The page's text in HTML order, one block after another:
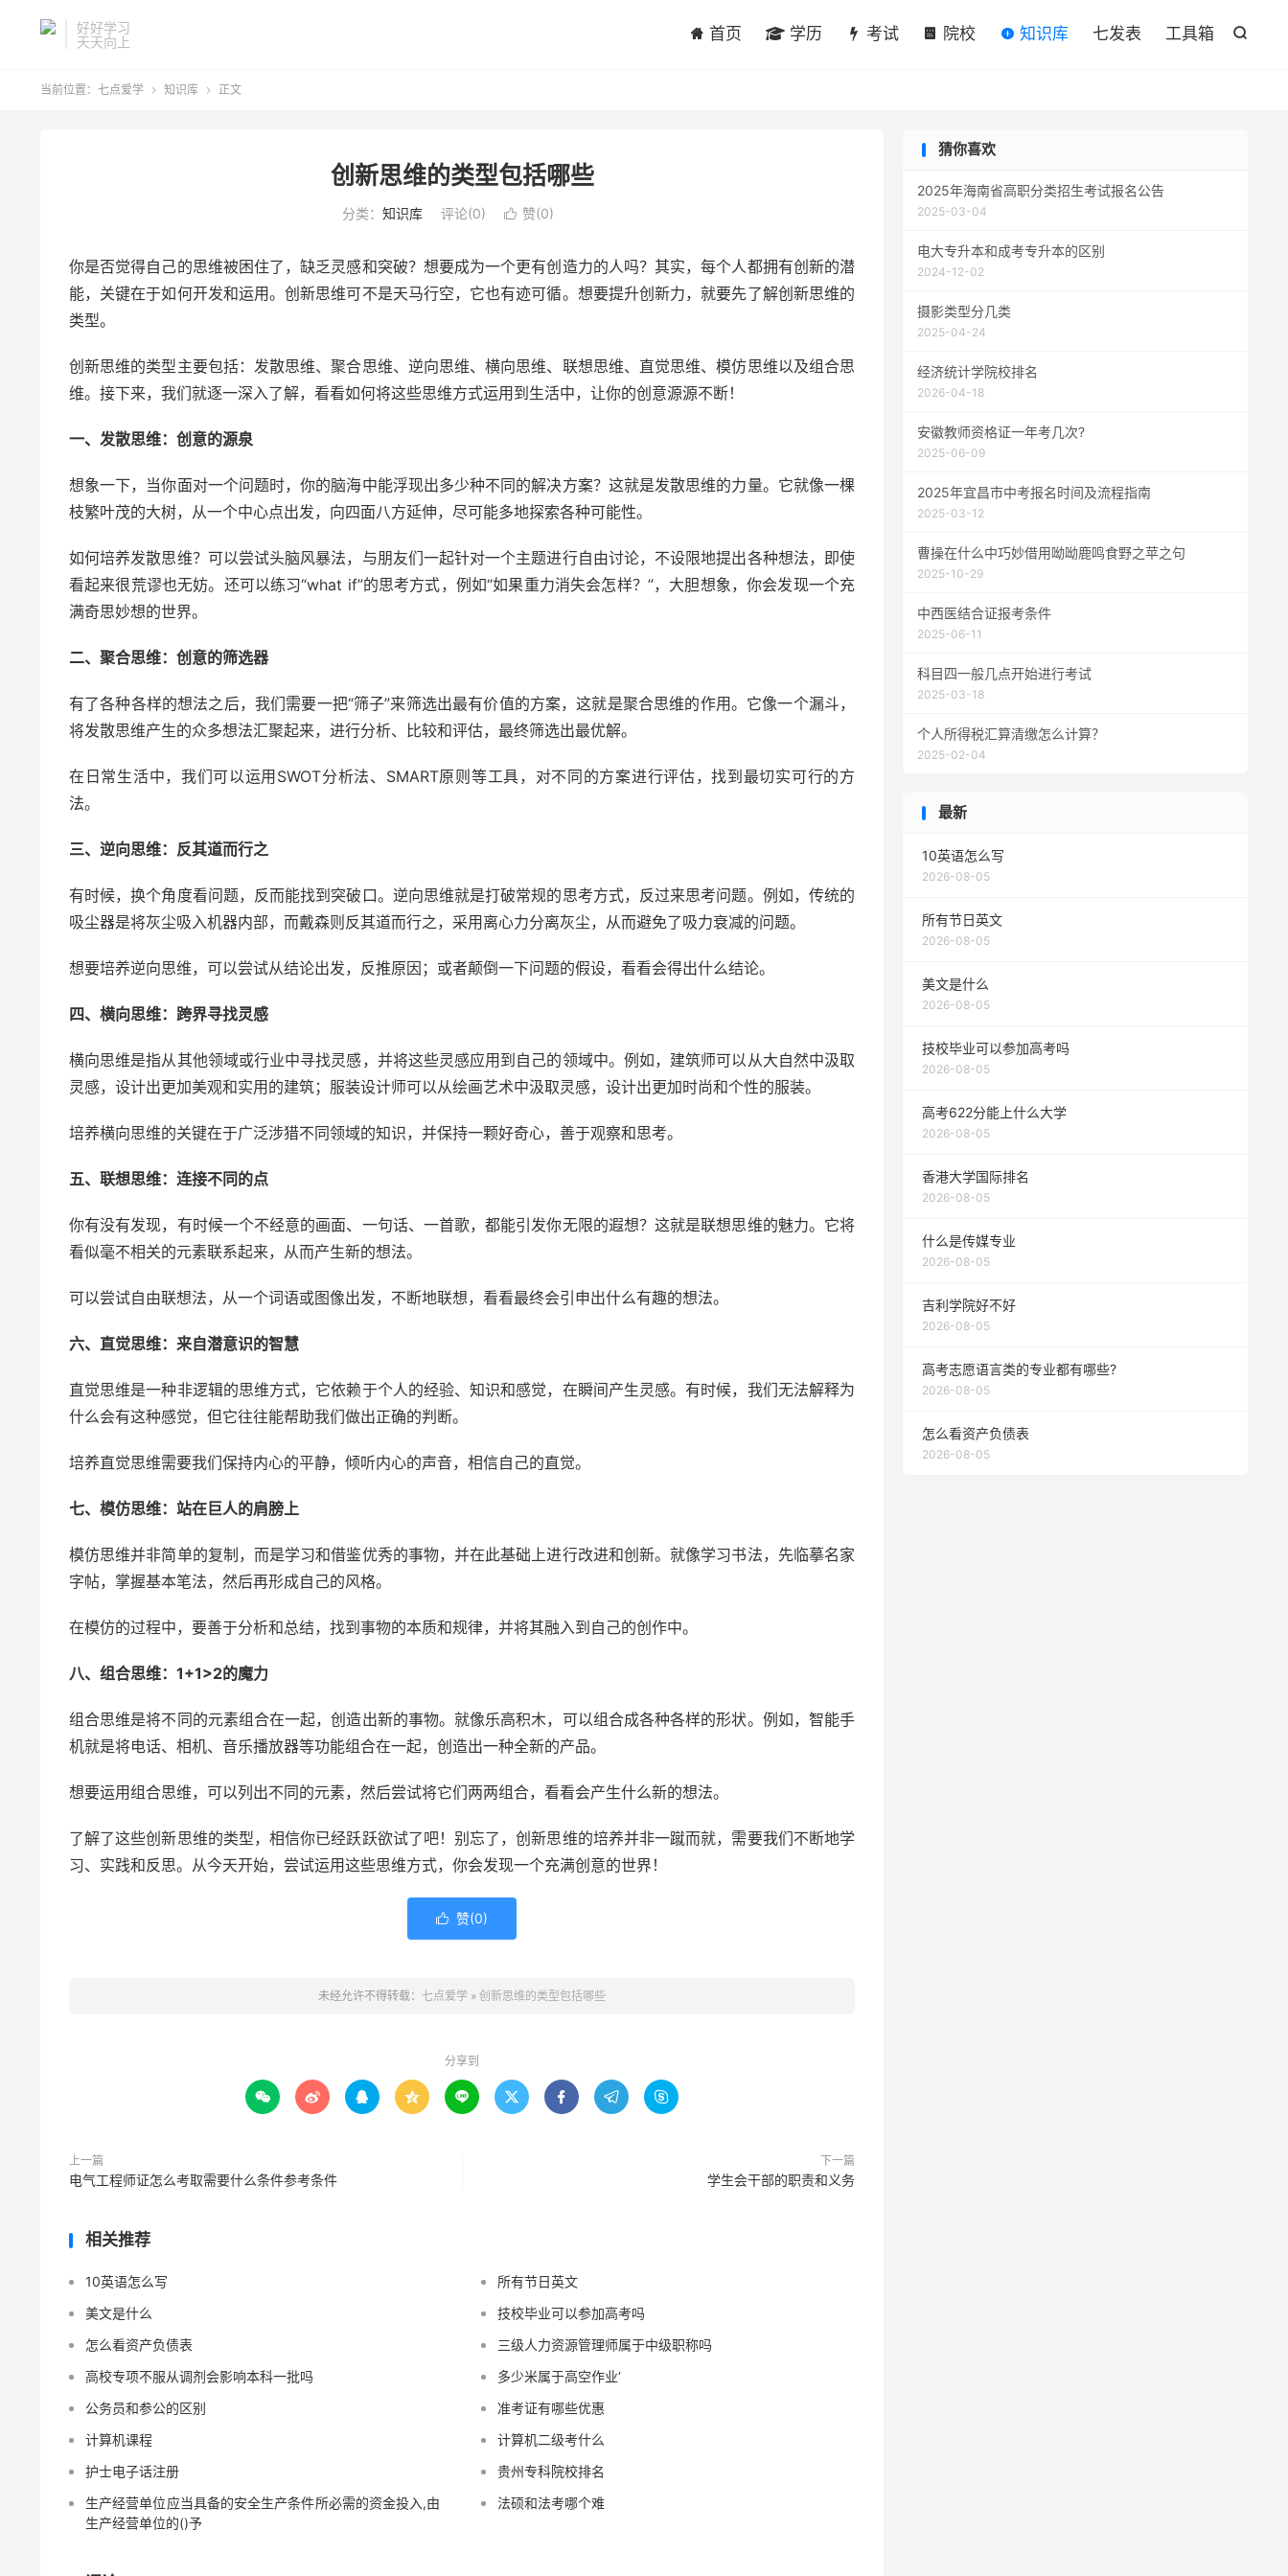
好好学习
天天向上

首页 学历 考试 院校 知识库 七发表 工具箱
当前位置： 七点爱学  知识库  正文
创新思维的类型包括哪些
分类： 知识库 评论(0)  赞(0)
你是否觉得自己的思维被困住了，缺乏灵感和突破？想要成为一个更有创造力的人吗？其实，每个人都拥有创新的潜
能，关键在于如何开发和运用。创新思维可不是天马行空，它也有迹可循。想要提升创新力，就要先了解创新思维的
类型。
创新思维的类型主要包括：发散思维、聚合思维、逆向思维、横向思维、联想思维、直觉思维、模仿思维以及组合思
维。接下来，我们就逐一深入了解，看看如何将这些思维方式运用到生活中，让你的创意源源不断！
一、发散思维：创意的源泉
想象一下，当你面对一个问题时，你的脑海中能浮现出多少种不同的解决方案？这就是发散思维的力量。它就像一棵
枝繁叶茂的大树，从一个中心点出发，向四面八方延伸，尽可能多地探索各种可能性。
如何培养发散思维？可以尝试头脑风暴法，与朋友们一起针对一个主题进行自由讨论，不设限地提出各种想法，即使
看起来很荒谬也无妨。还可以练习“what if”的思考方式，例如“如果重力消失会怎样？”，大胆想象，你会发现一个充
满奇思妙想的世界。
二、聚合思维：创意的筛选器
有了各种各样的想法之后，我们需要一把“筛子”来筛选出最有价值的方案，这就是聚合思维的作用。它像一个漏斗，
将发散思维产生的众多想法汇聚起来，进行分析、比较和评估，最终筛选出最优解。
在日常生活中，我们可以运用SWOT分析法、SMART原则等工具，对不同的方案进行评估，找到最切实可行的方
法。
三、逆向思维：反其道而行之
有时候，换个角度看问题，反而能找到突破口。逆向思维就是打破常规的思考方式，反过来思考问题。例如，传统的
吸尘器是将灰尘吸入机器内部，而戴森则反其道而行之，采用离心力分离灰尘，从而避免了吸力衰减的问题。
想要培养逆向思维，可以尝试从结论出发，反推原因；或者颠倒一下问题的假设，看看会得出什么结论。
四、横向思维：跨界寻找灵感
横向思维是指从其他领域或行业中寻找灵感，并将这些灵感应用到自己的领域中。例如，建筑师可以从大自然中汲取
灵感，设计出更加美观和实用的建筑；服装设计师可以从绘画艺术中汲取灵感，设计出更加时尚和个性的服装。
培养横向思维的关键在于广泛涉猎不同领域的知识，并保持一颗好奇心，善于观察和思考。
五、联想思维：连接不同的点
你有没有发现，有时候一个不经意的画面、一句话、一首歌，都能引发你无限的遐想？这就是联想思维的魅力。它将
看似毫不相关的元素联系起来，从而产生新的想法。
可以尝试自由联想法，从一个词语或图像出发，不断地联想，看看最终会引申出什么有趣的想法。
六、直觉思维：来自潜意识的智慧
直觉思维是一种非逻辑的思维方式，它依赖于个人的经验、知识和感觉，在瞬间产生灵感。有时候，我们无法解释为
什么会有这种感觉，但它往往能帮助我们做出正确的判断。
培养直觉思维需要我们保持内心的平静，倾听内心的声音，相信自己的直觉。
七、模仿思维：站在巨人的肩膀上
模仿思维并非简单的复制，而是学习和借鉴优秀的事物，并在此基础上进行改进和创新。就像学习书法，先临摹名家
字帖，掌握基本笔法，然后再形成自己的风格。
在模仿的过程中，要善于分析和总结，找到事物的本质和规律，并将其融入到自己的创作中。
八、组合思维：1+1>2的魔力
组合思维是将不同的元素组合在一起，创造出新的事物。就像乐高积木，可以组合成各种各样的形状。例如，智能手
机就是将电话、相机、音乐播放器等功能组合在一起，创造出一种全新的产品。
想要运用组合思维，可以列出不同的元素，然后尝试将它们两两组合，看看会产生什么新的想法。
了解了这些创新思维的类型，相信你已经跃跃欲试了吧！别忘了，创新思维的培养并非一蹴而就，需要我们不断地学
习、实践和反思。从今天开始，尝试运用这些思维方式，你会发现一个充满创意的世界！
 赞(0)
未经允许不得转载： 七点爱学 » 创新思维的类型包括哪些
分享到
        
上一篇
电气工程师证怎么考取需要什么条件参考条件
下一篇
学生会干部的职责和义务
相关推荐
10英语怎么写
所有节日英文
美文是什么
技校毕业可以参加高考吗
怎么看资产负债表
三级人力资源管理师属于中级职称吗
高校专项不服从调剂会影响本科一批吗
多少米属于高空作业‘
公务员和参公的区别
准考证有哪些优惠
计算机课程
计算机二级考什么
护士电子话注册
贵州专科院校排名
生产经营单位应当具备的安全生产条件所必需的资金投入,由
生产经营单位的()予
法硕和法考哪个难
猜你喜欢
2025年海南省高职分类招生考试报名公告
2025-03-04
电大专升本和成考专升本的区别
2024-12-02
摄影类型分几类
2025-04-24
经济统计学院校排名
2026-04-18
安徽教师资格证一年考几次?
2025-06-09
2025年宜昌市中考报名时间及流程指南
2025-03-12
曹操在什么中巧妙借用呦呦鹿鸣食野之苹之句
2025-10-29
中西医结合证报考条件
2025-06-11
科目四一般几点开始进行考试
2025-03-18
个人所得税汇算清缴怎么计算？
2025-02-04
最新
10英语怎么写
2026-08-05
所有节日英文
2026-08-05
美文是什么
2026-08-05
技校毕业可以参加高考吗
2026-08-05
高考622分能上什么大学
2026-08-05
香港大学国际排名
2026-08-05
什么是传媒专业
2026-08-05
吉利学院好不好
2026-08-05
高考志愿语言类的专业都有哪些?
2026-08-05
怎么看资产负债表
2026-08-05